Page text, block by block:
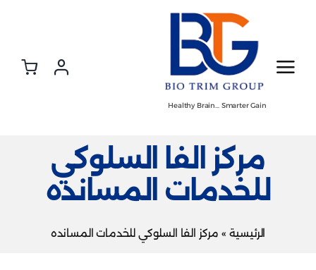
Healthy Brain… Smarter Gain
مركز الفا السلوكي
للخدمات المسانده
الرئيسية » مركز الفا السلوكي للخدمات المسانده